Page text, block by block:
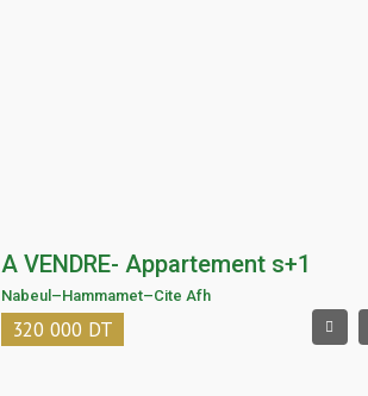
A VENDRE- Appartement s+1
Nabeul –Hammamet–Cite Afh
320 000 DT